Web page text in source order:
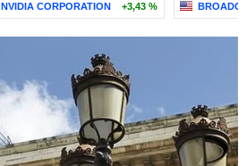
NVIDIA CORPORATION +3,43 %